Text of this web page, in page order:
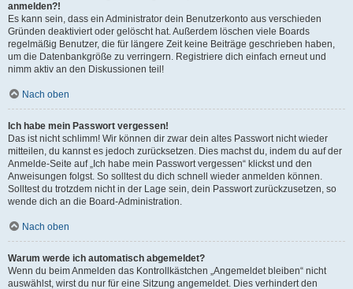
anmelden?!
Es kann sein, dass ein Administrator dein Benutzerkonto aus verschieden
Gründen deaktiviert oder gelöscht hat. Außerdem löschen viele Boards
regelmäßig Benutzer, die für längere Zeit keine Beiträge geschrieben haben,
um die Datenbankgröße zu verringern. Registriere dich einfach erneut und
nimm aktiv an den Diskussionen teil!
Nach oben
Ich habe mein Passwort vergessen!
Das ist nicht schlimm! Wir können dir zwar dein altes Passwort nicht wieder
mitteilen, du kannst es jedoch zurücksetzen. Dies machst du, indem du auf der
Anmelde-Seite auf „Ich habe mein Passwort vergessen“ klickst und den
Anweisungen folgst. So solltest du dich schnell wieder anmelden können.
Solltest du trotzdem nicht in der Lage sein, dein Passwort zurückzusetzen, so
wende dich an die Board-Administration.
Nach oben
Warum werde ich automatisch abgemeldet?
Wenn du beim Anmelden das Kontrollkästchen „Angemeldet bleiben“ nicht
auswählst, wirst du nur für eine Sitzung angemeldet. Dies verhindert den